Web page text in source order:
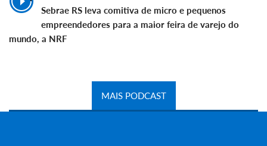
Sebrae RS leva comitiva de micro e pequenos
empreendedores para a maior feira de varejo do
mundo, a NRF
MAIS PODCAST